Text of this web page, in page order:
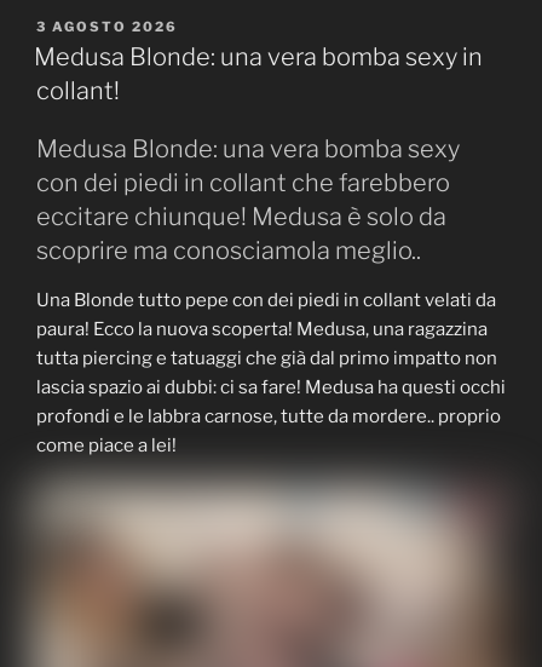
PUBBLICATO
IL
3 AGOSTO 2026
Medusa Blonde: una vera bomba sexy in
collant!
Medusa Blonde: una vera bomba sexy
con dei piedi in collant che farebbero
eccitare chiunque! Medusa è solo da
scoprire ma conosciamola meglio..
Una Blonde tutto pepe con dei piedi in collant velati da
paura! Ecco la nuova scoperta! Medusa, una ragazzina
tutta piercing e tatuaggi che già dal primo impatto non
lascia spazio ai dubbi: ci sa fare! Medusa ha questi occhi
profondi e le labbra carnose, tutte da mordere.. proprio
come piace a lei!